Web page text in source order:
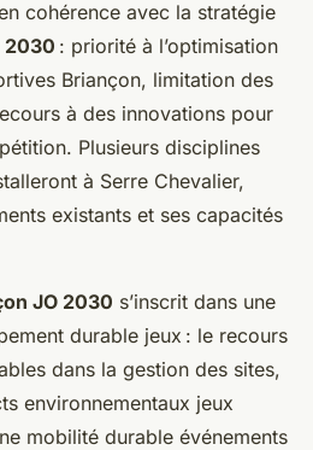
cohérence avec la stratégie
2030 : priorité à l’optimisation
Briançon, limitation des
à des innovations pour
Plusieurs disciplines
à Serre Chevalier,
existants et ses capacités
JO 2030 s’inscrit dans une
durable jeux : le recours
dans la gestion des sites,
environnementaux jeux
mobilité durable événements